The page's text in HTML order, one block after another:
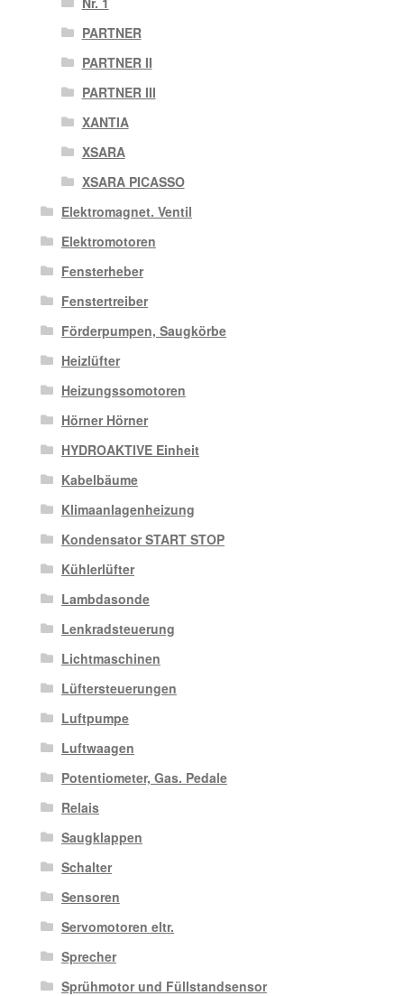
PARTNER
PARTNER II
PARTNER III
XANTIA
XSARA
XSARA PICASSO
Elektromagnet. Ventil
Elektromotoren
Fensterheber
Fenstertreiber
Förderpumpen, Saugkörbe
Heizlüfter
Heizungssomotoren
Hörner Hörner
HYDROAKTIVE Einheit
Kabelbäume
Klimaanlagenheizung
Kondensator START STOP
Kühlerlüfter
Lambdasonde
Lenkradsteuerung
Lichtmaschinen
Lüftersteuerungen
Luftpumpe
Luftwaagen
Potentiometer, Gas. Pedale
Relais
Saugklappen
Schalter
Sensoren
Servomotoren eltr.
Sprecher
Sprühmotor und Füllstandsensor